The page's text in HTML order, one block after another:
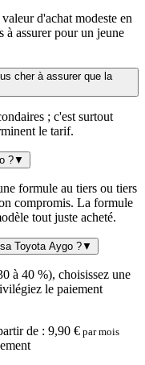
d'achat modeste en
à assurer pour un jeune
cher à assurer que la
; c'est surtout
le tarif.
?▼
formule au tiers ou tiers
compromis. La formule
tout juste acheté.
Toyota Aygo ?▼
à 40 %), choisissez une
le paiement
de : 9,90 € par mois